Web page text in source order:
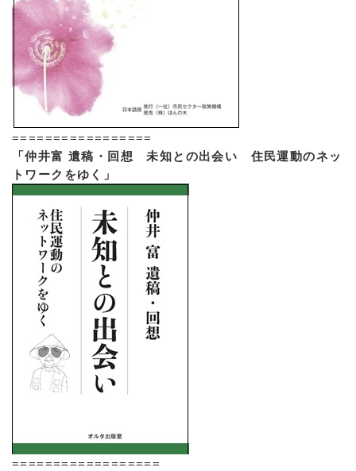
=================
「仲井富 遺稿・回想 未知との出会い 住民運動のネッ
トワークをゆく」
==================